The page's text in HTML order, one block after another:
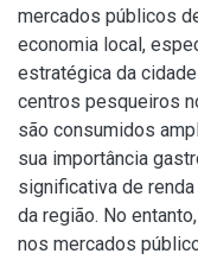
mercados públicos
economia local,
estratégica da
centros pesqueiros
são consumidos
sua importância
significativa de
da região. No
nos mercados